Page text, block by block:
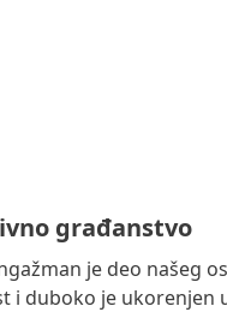
građanstvo
je deo našeg
i duboko je ukorenjen